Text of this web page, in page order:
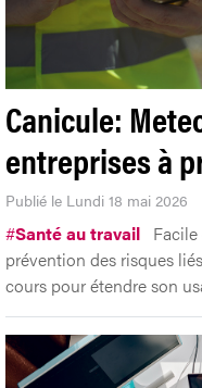
Canicule:
entreprises à
Publié le Lundi 18 mai 2026
#Santé au travail
prévention des risques
cours pour étendre son